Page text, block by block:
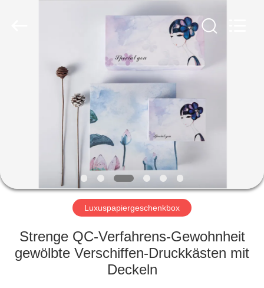
PRODUKTE
FABRIK-
AUSFLUG
QUALITÄTSKONTROLLE
Luxuspapiergeschenkbox
Strenge QC-Verfahrens-Gewohnheit
gewölbte Verschiffen-Druckkästen mit
Deckeln